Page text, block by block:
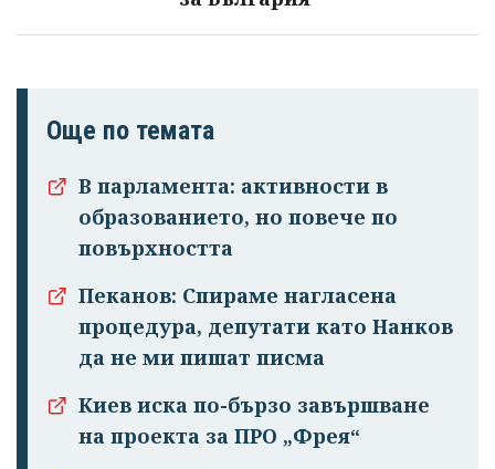
Още по темата
В парламента: активности в
образованието, но повече по
повърхността
Пеканов: Спираме нагласена
процедура, депутати като Нанков
да не ми пишат писма
Киев иска по-бързо завършване
на проекта за ПРО „Фрея“